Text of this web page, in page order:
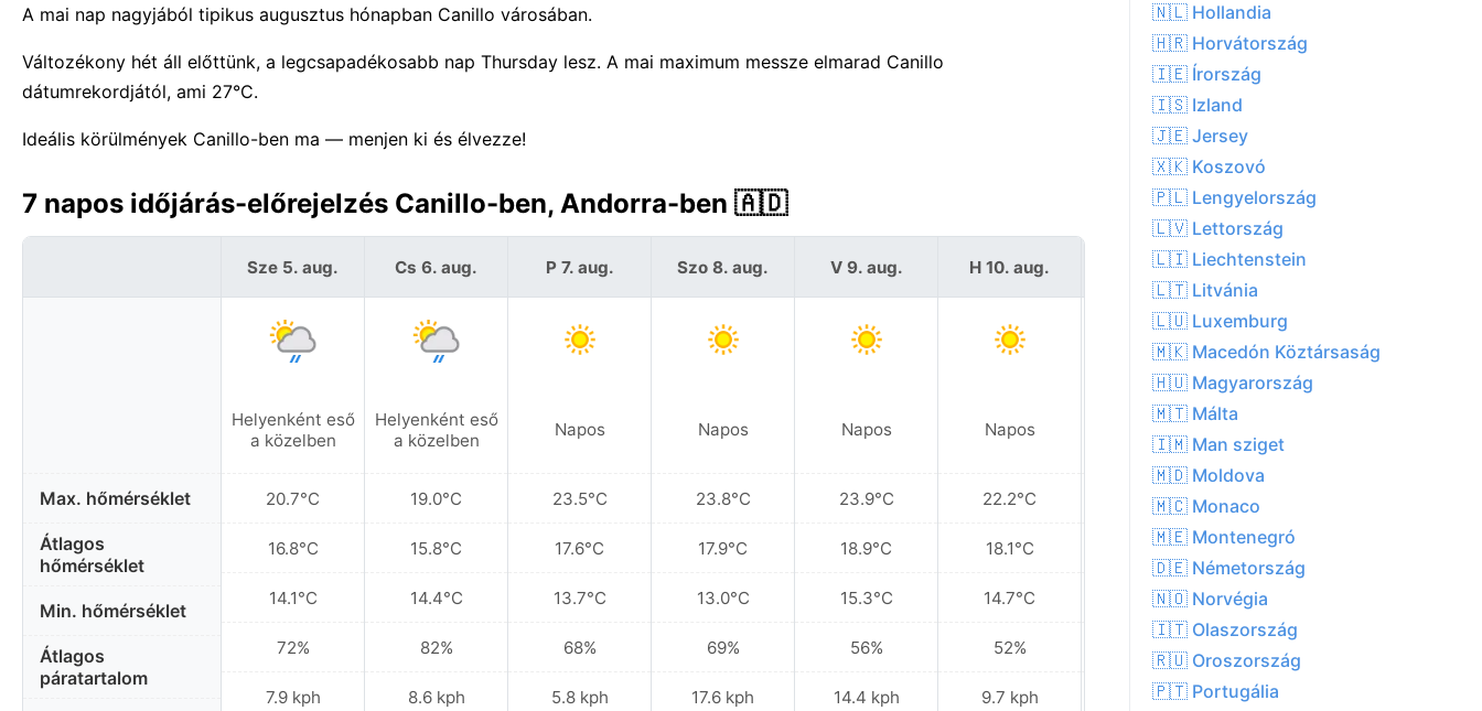
A mai nap nagyjából tipikus augusztus hónapban Canillo városában.
Változékony hét áll előttünk, a legcsapadékosabb nap Thursday lesz. A mai maximum messze elmarad Canillo
dátumrekordjától, ami 27°C.
Ideális körülmények Canillo-ben ma — menjen ki és élvezze!
7 napos időjárás-előrejelzés Canillo-ben, Andorra-ben 🇦🇩
Max. hőmérséklet
Átlagos
hőmérséklet
Min. hőmérséklet
Átlagos
páratartalom
Sze 5. aug.
Helyenként eső
a közelben
20.7°C
16.8°C
14.1°C
72%
7.9 kph
Cs 6. aug.
Helyenként eső
a közelben
19.0°C
15.8°C
14.4°C
82%
8.6 kph
P 7. aug.
Napos
23.5°C
17.6°C
13.7°C
68%
5.8 kph
Szo 8. aug.
Napos
23.8°C
17.9°C
13.0°C
69%
17.6 kph
V 9. aug.
Napos
23.9°C
18.9°C
15.3°C
56%
14.4 kph
H 10. aug.
Napos
22.2°C
18.1°C
14.7°C
52%
9.7 kph
K 11. aug.
24.4°C
19.8°C
16.0°C
48%
6.8 kph
🇳🇱 Hollandia
🇭🇷 Horvátország
🇮🇪 Írország
🇮🇸 Izland
🇯🇪 Jersey
🇽🇰 Koszovó
🇵🇱 Lengyelország
🇱🇻 Lettország
🇱🇮 Liechtenstein
🇱🇹 Litvánia
🇱🇺 Luxemburg
🇲🇰 Macedón Köztársaság
🇭🇺 Magyarország
🇲🇹 Málta
🇮🇲 Man sziget
🇲🇩 Moldova
🇲🇨 Monaco
🇲🇪 Montenegró
🇩🇪 Németország
🇳🇴 Norvégia
🇮🇹 Olaszország
🇷🇺 Oroszország
🇵🇹 Portugália